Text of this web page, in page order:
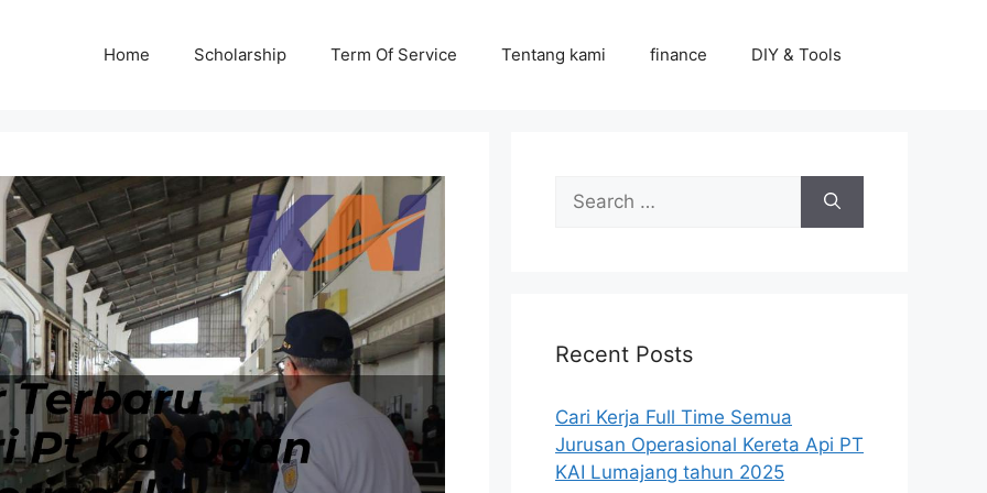
Home Scholarship Term Of Service Tentang kami finance DIY & Tools
Search
for:
Recent Posts
Cari Kerja Full Time Semua
Jurusan Operasional Kereta Api PT
KAI Lumajang tahun 2025